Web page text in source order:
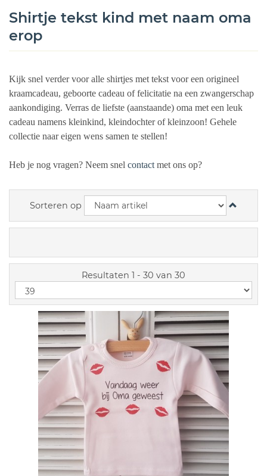
Shirtje tekst kind met naam oma
erop
Kijk snel verder voor alle shirtjes met tekst voor een origineel
kraamcadeau, geboorte cadeau of felicitatie na een zwangerschap
aankondiging. Verras de liefste (aanstaande) oma met een leuk
cadeau namens kleinkind, kleindochter of kleinzoon! Gehele
collectie naar eigen wens samen te stellen!
Heb je nog vragen? Neem snel contact met ons op?
Sorteren op
Resultaten 1 - 30 van 30